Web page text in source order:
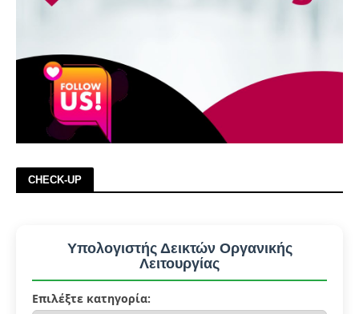
CHECK-UP
Υπολογιστής Δεικτών Οργανικής
Λειτουργίας
Επιλέξτε κατηγορία: